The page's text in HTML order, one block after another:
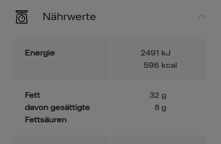
Nährwerte
Energie 2491 kJ
596 kcal
Fett
davon gesättigte
Fettsäuren
32 g
8 g